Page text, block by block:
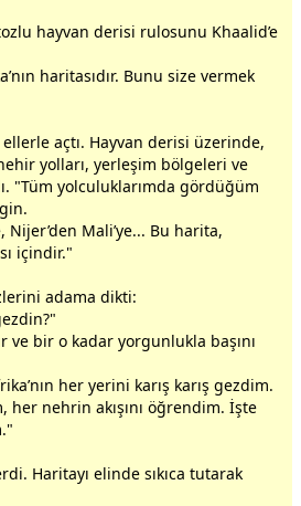
hayvan derisi rulosunu Khaalid’e
haritasıdır. Bunu size vermek
açtı. Hayvan derisi üzerinde,
yolları, yerleşim bölgeleri ve
"Tüm yolculuklarımda gördüğüm
Nijer’den Mali’ye... Bu harita,
içindir."
adama dikti:
bir o kadar yorgunlukla başını
her yerini karış karış gezdim.
her nehrin akışını öğrendim. İşte
Haritayı elinde sıkıca tutarak